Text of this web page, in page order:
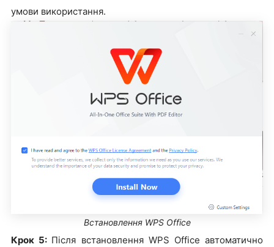
умови використання.
Встановлення WPS Office
Крок 5: Після встановлення WPS Office автоматично